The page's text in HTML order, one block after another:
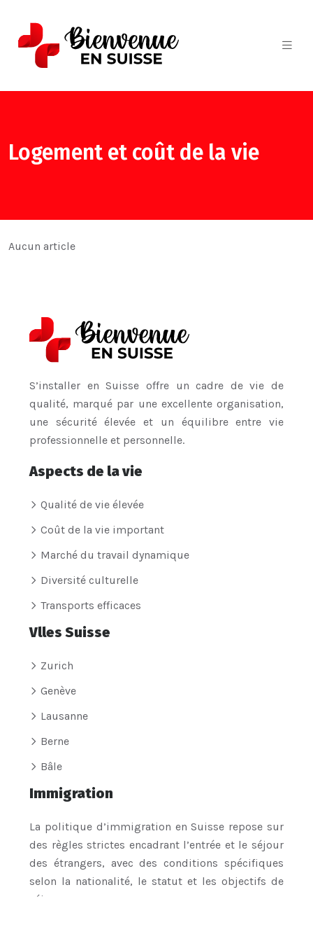
Logement et coût de la vie
Aucun article
S’installer en Suisse offre un cadre de vie de
qualité, marqué par une excellente organisation,
une sécurité élevée et un équilibre entre vie
professionnelle et personnelle.
Aspects de la vie
Qualité de vie élevée
Coût de la vie important
Marché du travail dynamique
Diversité culturelle
Transports efficaces
Vlles Suisse
Zurich
Genève
Lausanne
Berne
Bâle
Immigration
La politique d’immigration en Suisse repose sur
des règles strictes encadrant l’entrée et le séjour
des étrangers, avec des conditions spécifiques
selon la nationalité, le statut et les objectifs de
séjour.